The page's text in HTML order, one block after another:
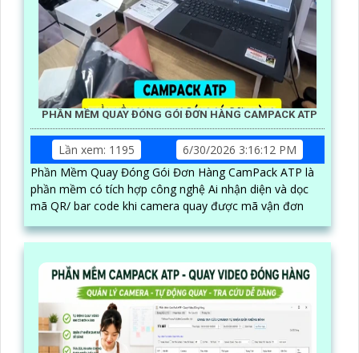
PHẦN MỀM QUAY ĐÓNG GÓI ĐƠN HÀNG CAMPACK ATP
Lần xem: 1195
6/30/2026 3:16:12 PM
Phần Mềm Quay Đóng Gói Đơn Hàng CamPack ATP là
phần mềm có tích hợp công nghệ Ai nhận diện và dọc
mã QR/ bar code khi camera quay được mã vận đơn